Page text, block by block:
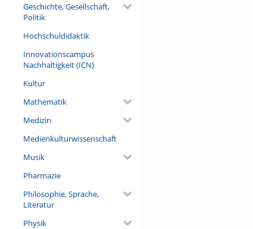
Geschichte, Gesellschaft,
Politik
Hochschuldidaktik
Innovationscampus
Nachhaltigkeit (ICN)
Kultur
Mathematik
Medizin
Medienkulturwissenschaft
Musik
Pharmazie
Philosophie, Sprache,
Literatur
Physik